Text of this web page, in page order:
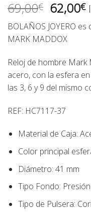
69,00€ El
precio
original
era:
69,00€.
62,00€
BOLAÑOS JOYERO es
MARK MADDOX
Reloj de hombre
acero, con la esfera
las 3, 6 y 9 del mismo
REF: HC7117-37
Material de Caja:
Color principal
Diámetro: 41 mm
Tipo Fondo: Presión
Tipo de Pulsera: